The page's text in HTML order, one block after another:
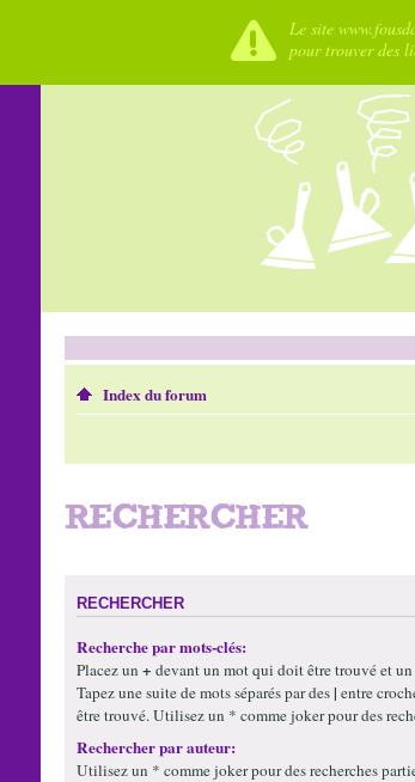
Le site
pour trouver des
Index du forum
RECHERCHER
RECHERCHER
Recherche par mots-clés:
Placez un + devant un mot qui doit être trouvé et un
Tapez une suite de mots séparés par des| entre
être trouvé. Utilisez un * comme joker pour des
Rechercher par auteur:
Utilisez un * comme joker pour des recherches